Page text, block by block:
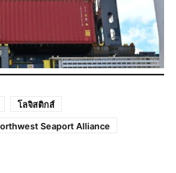
โลจิสติกส์
Seaport Alliance